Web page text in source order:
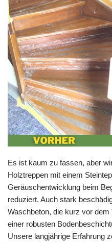
Es ist kaum zu fassen, aber
Holztreppen mit einem
Geräuschentwicklung beim
reduziert. Auch stark
Waschbeton, die kurz vor
einer robusten
Unsere langjährige Erfahrung